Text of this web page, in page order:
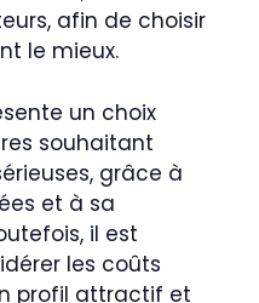
afin de choisir
le mieux.
un choix
souhaitant
grâce à
et à sa
il est
les coûts
profil attractif et